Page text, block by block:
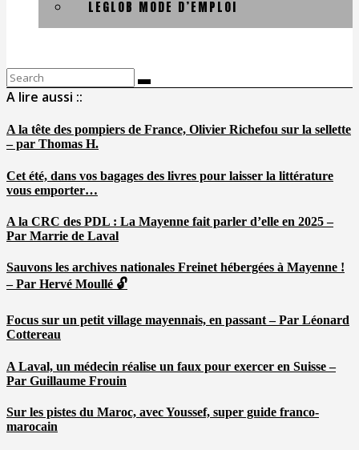
LEGLOB MODE D’EMPLOI
Search
for:
A lire aussi ::
A la tête des pompiers de France, Olivier Richefou sur la sellette
– par Thomas H.
Cet été, dans vos bagages des livres pour laisser la littérature
vous emporter…
A la CRC des PDL : La Mayenne fait parler d’elle en 2025 –
Par Marrie de Laval
Sauvons les archives nationales Freinet hébergées à Mayenne !
– Par Hervé Moullé 🔓
Focus sur un petit village mayennais, en passant – Par Léonard
Cottereau
A Laval, un médecin réalise un faux pour exercer en Suisse –
Par Guillaume Frouin
Sur les pistes du Maroc, avec Youssef, super guide franco-
marocain